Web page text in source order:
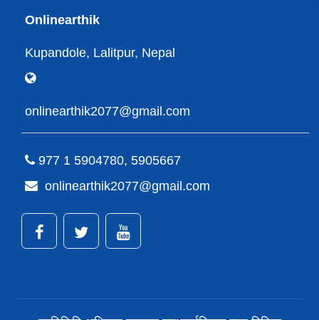
Onlinearthik
Kupandole, Lalitpur, Nepal
onlinearthik2077@gmail.com
977 1 5904780, 5905667
onlinearthik2077@gmail.com